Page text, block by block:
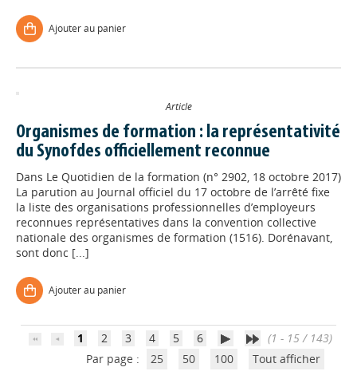
Ajouter au panier
Article
Organismes de formation : la représentativité
du Synofdes officiellement reconnue
Dans Le Quotidien de la formation (n° 2902, 18 octobre 2017)
La parution au Journal officiel du 17 octobre de l’arrêté fixe
la liste des organisations professionnelles d’employeurs
reconnues représentatives dans la convention collective
nationale des organismes de formation (1516). Dorénavant,
sont donc [...]
Ajouter au panier
1 2 3 4 5 6
(1 - 15 / 143)
Par page :
25 50 100 Tout afficher
Appels à projets
Déposer une actu !
Accéder à son compte - (Se
déconnecter)
Base documentaire
Nos veilles Scoop.it
Appels à projets